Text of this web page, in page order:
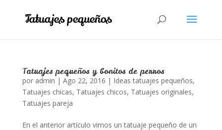
Tatuajes pequeños y bonitos de perros
por admin | Ago 22, 2016 | Ideas tatuajes pequeños,
Tatuajes chicas, Tatuajes chicos, Tatuajes originales,
Tatuajes pareja
En el anterior artículo vimos un tatuaje pequeño de un